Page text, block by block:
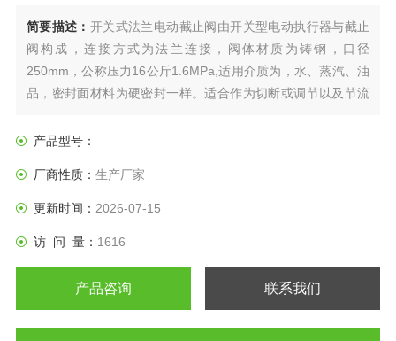
简要描述： 开关式法兰电动截止阀由开关型电动执行器与截止
阀构成，连接方式为法兰连接，阀体材质为铸钢，口径
250mm，公称压力16公斤1.6MPa,适用介质为，水、蒸汽、油
品，密封面材料为硬密封一样。适合作为切断或调节以及节流
产品型号：
厂商性质： 生产厂家
更新时间： 2026-07-15
访 问 量： 1616
产品咨询 联系我们